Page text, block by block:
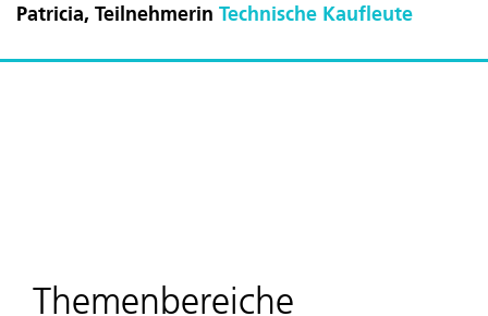
Patricia, Teilnehmerin Technische Kaufleute
Themenbereiche